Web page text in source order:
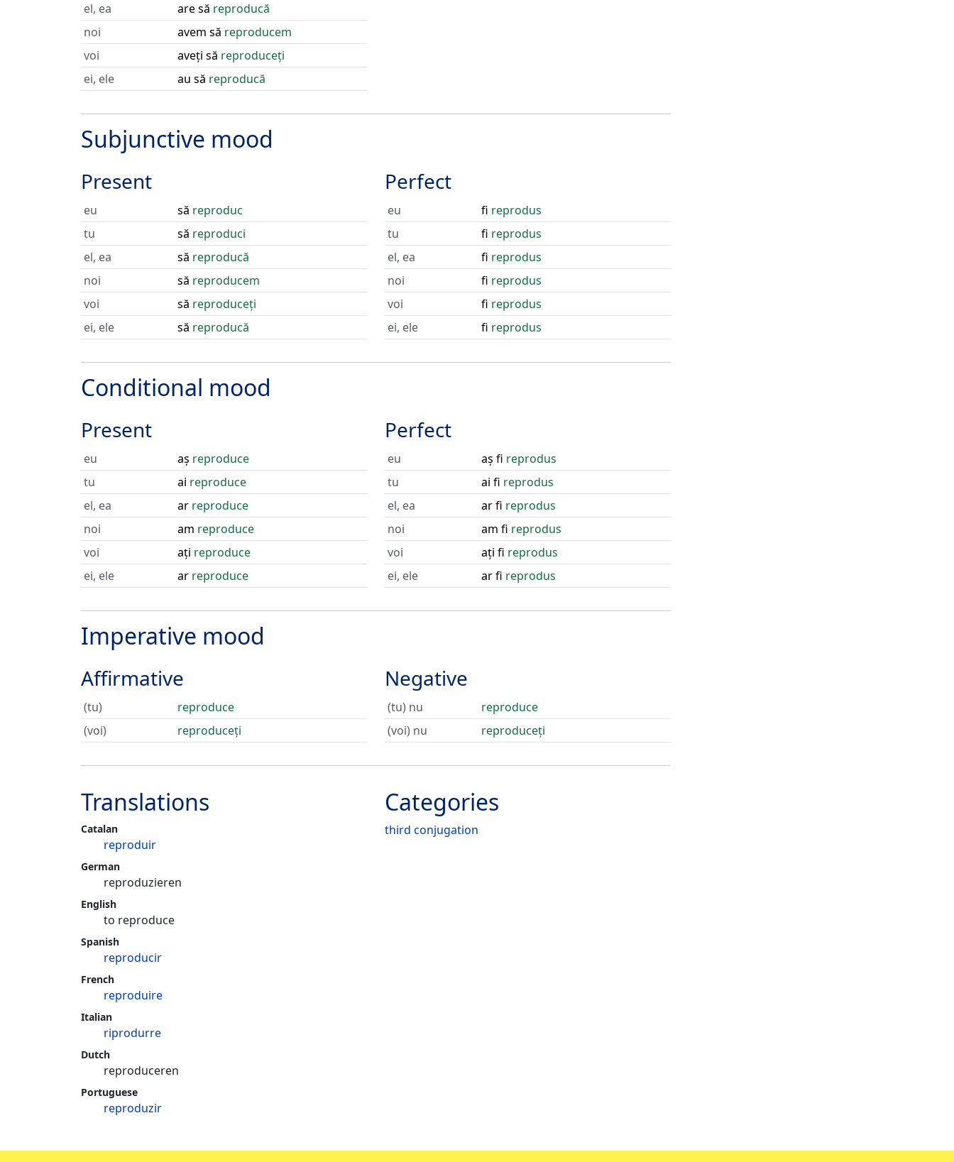
el, ea
are să reproducă
noi
avem să reproducem
voi
aveți să reproduceți
ei, ele
au să reproducă
Subjunctive mood
Present
eu să reproduc
tu
să reproduci
el, ea
să reproducă
noi
să reproducem
voi
să reproduceți
ei, ele
să reproducă
Perfect
eu fi reprodus
tu
fi reprodus
el, ea
fi reprodus
noi
fi reprodus
voi
fi reprodus
ei, ele
fi reprodus
Conditional mood
Present
eu aș reproduce
tu
ai reproduce
el, ea
ar reproduce
noi
am reproduce
voi
ați reproduce
ei, ele
ar reproduce
Perfect
eu aș fi reprodus
tu
ai fi reprodus
el, ea
ar fi reprodus
noi
am fi reprodus
voi
ați fi reprodus
ei, ele
ar fi reprodus
Imperative mood
Affirmative
(tu)
reproduce
(voi)
reproduceți
Negative
(tu) nu
reproduce
(voi) nu
reproduceți
Categories
third conjugation
Translations
Catalan
reproduir
German
reproduzieren
English
to reproduce
Spanish
reproducir
French
reproduire
Italian
riprodurre
Dutch
reproduceren
Portuguese
reproduzir